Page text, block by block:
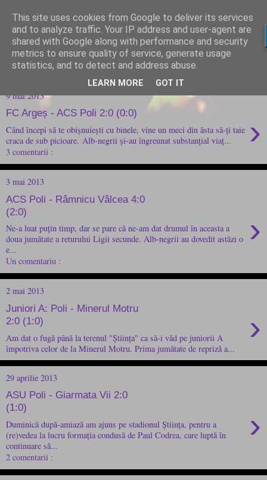
9 mai 2013
FC Argeș - ACS Poli 2:0 (0:0) ›
Când începi să te obișnuiești cu binele, vine un meci din ăsta să-ți taie
craca de sub picioare. Alb-negrii și-au îngreunat substanțial viaț...
3 comentarii :
3 mai 2013
ACS Poli - Râmnicu Vâlcea 4:0
(2:0)
›
Ne-a luat puțin timp, dar se pare că ne-am dat drumul în aceasta a
doua jumătate a returului Ligii secunde. Alb-negrii au dovedit astăzi o
e...
Un comentariu :
2 mai 2013
Juniori A: Poli - Minerul Motru
2:0 (1:0)
›
Am dat o fugă până la terenul "Știința" ca să-i văd pe juniorii A
împotriva celor de la Minerul Motru. Prima jumătate de repriză a...
29 aprilie 2013
ASU Poli - Giarmata Vii 2:0
(1:0)
›
Duminică după-amiază am ajuns pe stadionul Știința, pentru a
(re)vedea la lucru formația condusă de Paul Codrea, care luptă în
continuare să...
2 comentarii :
This site uses cookies from Google to deliver its services
and to analyze traffic. Your IP address and user-agent are
shared with Google along with performance and security
metrics to ensure quality of service, generate usage
statistics, and to detect and address abuse.
LEARN MORE GOT IT